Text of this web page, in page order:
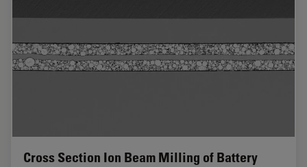
Cross Section Ion Beam Milling of Battery